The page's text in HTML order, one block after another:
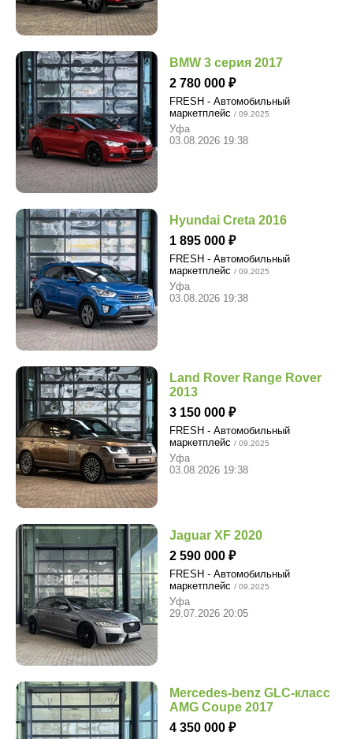
BMW 3 серия 2017
2 780 000
FRESH - Автомобильный
маркетплейс / 09.2025
Уфа
03.08.2026 19:38
Hyundai Creta 2016
1 895 000
FRESH - Автомобильный
маркетплейс / 09.2025
Уфа
03.08.2026 19:38
Land Rover Range Rover
2013
3 150 000
FRESH - Автомобильный
маркетплейс / 09.2025
Уфа
03.08.2026 19:38
Jaguar XF 2020
2 590 000
FRESH - Автомобильный
маркетплейс / 09.2025
Уфа
29.07.2026 20:05
Mercedes-benz GLC-класс
AMG Coupe 2017
4 350 000